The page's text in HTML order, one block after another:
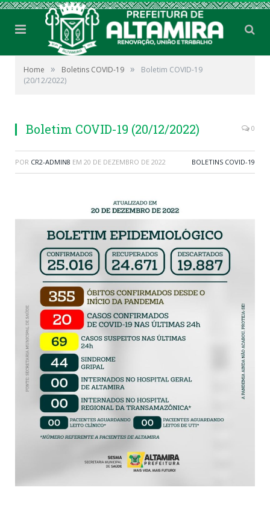
Home » Boletins COVID-19 »
Boletim COVID-19
(20/12/2022)
Boletim COVID-19 (20/12/2022) 0
POR CR2-ADMIN8 EM 20 DE DEZEMBRO DE 2022 BOLETINS COVID-19